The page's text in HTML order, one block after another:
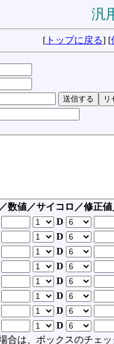
汎
[ トップに戻る] [
数値／サイコロ／修正
D
D
D
D
D
D
D
D
合は、ボックスのチェッ